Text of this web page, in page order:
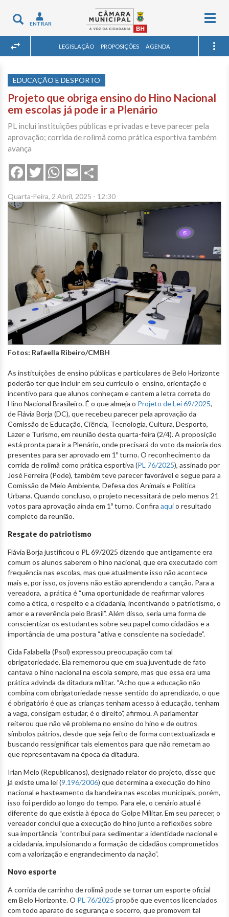
Toggle
navigation
ENTRAR
LEGISLAÇÃO PROPOSIÇÕES AGENDA
EDUCAÇÃO E DESPORTO
Projeto que obriga ensino do Hino Nacional
em escolas já pode ir a Plenário
PL inclui instituições públicas e privadas e teve parecer pela
aprovação; corrida de rolimã como prática esportiva também
avança
FacebookTwitterWhatsApp
Email
Quarta-Feira, 2 Abril, 2025 - 12:30
Fotos: Rafaella Ribeiro/CMBH
As instituições de ensino públicas e particulares de Belo Horizonte
poderão ter que incluir em seu currículo o ensino, orientação e
incentivo para que alunos conheçam e cantem a letra correta do
Hino Nacional Brasileiro. É o que almeja o Projeto de Lei 69/2025,
de Flávia Borja (DC), que recebeu parecer pela aprovação da
Comissão de Educação, Ciência, Tecnologia, Cultura, Desporto,
Lazer e Turismo, em reunião desta quarta-feira (2/4). A proposição
está pronta para ir a Plenário, onde precisará do voto da maioria dos
presentes para ser aprovado em 1º turno. O reconhecimento da
corrida de rolimã como prática esportiva (PL 76/2025), assinado por
José Ferreira (Pode), também teve parecer favorável e segue para a
Comissão de Meio Ambiente, Defesa dos Animais e Política
Urbana. Quando concluso, o projeto necessitará de pelo menos 21
votos para aprovação ainda em 1º turno. Confira aquio resultado
completo da reunião.
Resgate do patriotismo
Flávia Borja justificou o PL 69/2025 dizendo que antigamente era
comum os alunos saberem o hino nacional, que era executado com
frequência nas escolas, mas que atualmente isso não acontece
mais e, por isso, os jovens não estão aprendendo a canção. Para a
vereadora, a prática é “uma oportunidade de reafirmar valores
como a ética, o respeito e a cidadania, incentivando o patriotismo, o
amor e a reverência pelo Brasil”. Além disso, seria uma forma de
conscientizar os estudantes sobre seu papel como cidadãos e a
importância de uma postura “ativa e consciente na sociedade”.
Cida Falabella (Psol) expressou preocupação com tal
obrigatoriedade. Ela rememorou que em sua juventude de fato
cantava o hino nacional na escola sempre, mas que essa era uma
prática advinda da ditadura militar. “Acho que a educação não
combina com obrigatoriedade nesse sentido do aprendizado, o que
é obrigatório é que as crianças tenham acesso à educação, tenham
a vaga, consigam estudar, é o direito”, afirmou. A parlamentar
reiterou que não vê problema no ensino do hino e de outros
símbolos pátrios, desde que seja feito de forma contextualizada e
buscando ressignificar tais elementos para que não remetam ao
que representavam na época da ditadura.
Irlan Melo (Republicanos), designado relator do projeto, disse que
já existe uma lei (9.196/2006) que determina a execução do hino
nacional e hasteamento da bandeira nas escolas municipais, porém,
isso foi perdido ao longo do tempo. Para ele, o cenário atual é
diferente do que existia à época do Golpe Militar. Em seu parecer, o
vereador conclui que a execução do hino junto a reflexões sobre
sua importância “contribui para sedimentar a identidade nacional e
a cidadania, impulsionando a formação de cidadãos comprometidos
com a valorização e engrandecimento da nação”.
Novo esporte
A corrida de carrinho de rolimã pode se tornar um esporte oficial
em Belo Horizonte. O PL 76/2025 propõe que eventos licenciados
com todo aparato de segurança e socorro, que promovem tal